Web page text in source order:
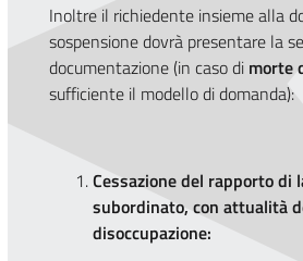
Inoltre il richiedente insieme alla
sospensione dovrà presentare la
documentazione (in caso di morte
sufficiente il modello di domanda):
Cessazione del rapporto di
subordinato, con attualità
disoccupazione: